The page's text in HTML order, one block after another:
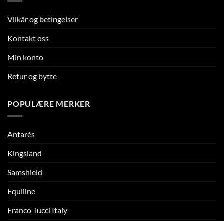
Vilkår og betingelser
Kontakt oss
Min konto
Retur og bytte
POPULÆRE MERKER
Antarès
Kingsland
Samshield
Equiline
Franco Tucci Italy